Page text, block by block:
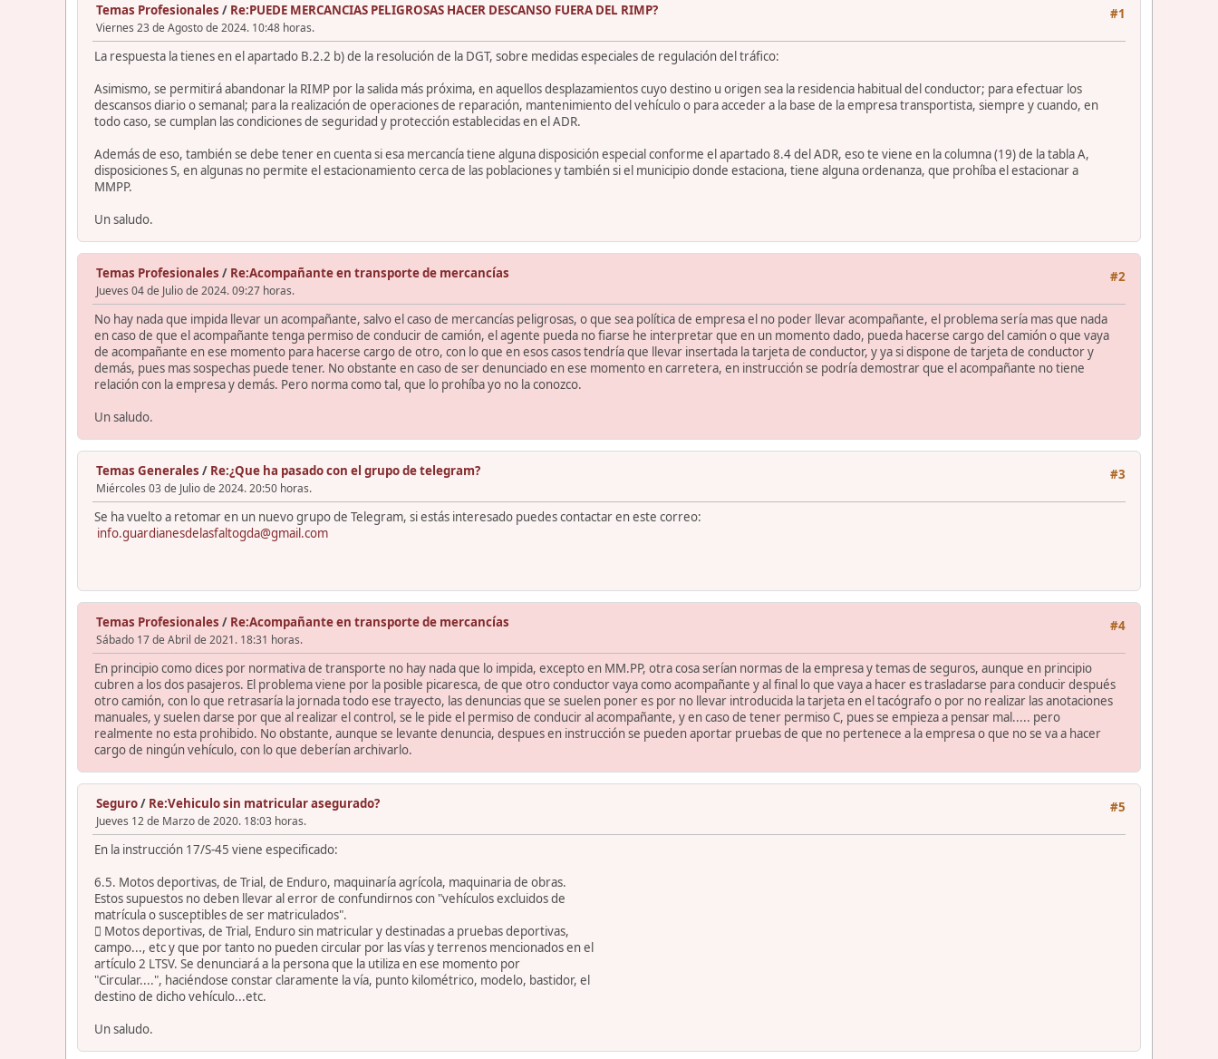
#1
Temas Profesionales / Re:PUEDE MERCANCIAS PELIGROSAS HACER DESCANSO FUERA DEL RIMP?
Viernes 23 de Agosto de 2024. 10:48 horas.
La respuesta la tienes en el apartado B.2.2 b) de la resolución de la DGT, sobre medidas especiales de regulación del tráfico:
Asimismo, se permitirá abandonar la RIMP por la salida más próxima, en aquellos desplazamientos cuyo destino u origen sea la residencia habitual del conductor; para efectuar los
descansos diario o semanal; para la realización de operaciones de reparación, mantenimiento del vehículo o para acceder a la base de la empresa transportista, siempre y cuando, en
todo caso, se cumplan las condiciones de seguridad y protección establecidas en el ADR.
Además de eso, también se debe tener en cuenta si esa mercancía tiene alguna disposición especial conforme el apartado 8.4 del ADR, eso te viene en la columna (19) de la tabla A,
disposiciones S, en algunas no permite el estacionamiento cerca de las poblaciones y también si el municipio donde estaciona, tiene alguna ordenanza, que prohíba el estacionar a
MMPP.
Un saludo.
#2
Temas Profesionales / Re:Acompañante en transporte de mercancías
Jueves 04 de Julio de 2024. 09:27 horas.
No hay nada que impida llevar un acompañante, salvo el caso de mercancías peligrosas, o que sea política de empresa el no poder llevar acompañante, el problema sería mas que nada
en caso de que el acompañante tenga permiso de conducir de camión, el agente pueda no fiarse he interpretar que en un momento dado, pueda hacerse cargo del camión o que vaya
de acompañante en ese momento para hacerse cargo de otro, con lo que en esos casos tendría que llevar insertada la tarjeta de conductor, y ya si dispone de tarjeta de conductor y
demás, pues mas sospechas puede tener. No obstante en caso de ser denunciado en ese momento en carretera, en instrucción se podría demostrar que el acompañante no tiene
relación con la empresa y demás. Pero norma como tal, que lo prohíba yo no la conozco.
Un saludo.
#3
Temas Generales / Re:¿Que ha pasado con el grupo de telegram?
Miércoles 03 de Julio de 2024. 20:50 horas.
Se ha vuelto a retomar en un nuevo grupo de Telegram, si estás interesado puedes contactar en este correo:
info.guardianesdelasfaltogda@gmail.com
#4
Temas Profesionales / Re:Acompañante en transporte de mercancías
Sábado 17 de Abril de 2021. 18:31 horas.
En principio como dices por normativa de transporte no hay nada que lo impida, excepto en MM.PP, otra cosa serían normas de la empresa y temas de seguros, aunque en principio
cubren a los dos pasajeros. El problema viene por la posible picaresca, de que otro conductor vaya como acompañante y al final lo que vaya a hacer es trasladarse para conducir después
otro camión, con lo que retrasaría la jornada todo ese trayecto, las denuncias que se suelen poner es por no llevar introducida la tarjeta en el tacógrafo o por no realizar las anotaciones
manuales, y suelen darse por que al realizar el control, se le pide el permiso de conducir al acompañante, y en caso de tener permiso C, pues se empieza a pensar mal..... pero
realmente no esta prohibido. No obstante, aunque se levante denuncia, despues en instrucción se pueden aportar pruebas de que no pertenece a la empresa o que no se va a hacer
cargo de ningún vehículo, con lo que deberían archivarlo.
#5
Seguro/ Re:Vehiculo sin matricular asegurado?
Jueves 12 de Marzo de 2020. 18:03 horas.
En la instrucción 17/S-45 viene especificado:
6.5. Motos deportivas, de Trial, de Enduro, maquinaría agrícola, maquinaria de obras.
Estos supuestos no deben llevar al error de confundirnos con "vehículos excluidos de
matrícula o susceptibles de ser matriculados".
 Motos deportivas, de Trial, Enduro sin matricular y destinadas a pruebas deportivas,
campo..., etc y que por tanto no pueden circular por las vías y terrenos mencionados en el
artículo 2 LTSV. Se denunciará a la persona que la utiliza en ese momento por
"Circular....", haciéndose constar claramente la vía, punto kilométrico, modelo, bastidor, el
destino de dicho vehículo...etc.
Un saludo.